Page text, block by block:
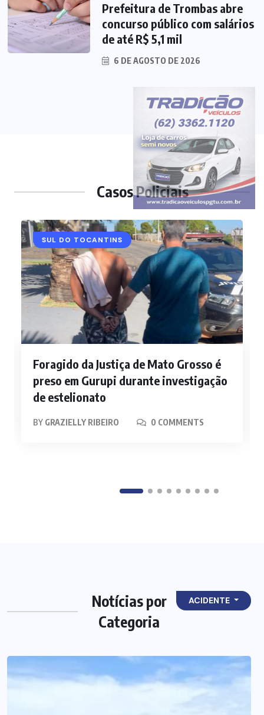
Prefeitura de Trombas abre
concurso público com salários
de até R$ 5,1 mil
6 DE AGOSTO DE 2026
Casos Policiais
POLICIAL
SUL DO TOCANTINS
Foragido da Justiça de Mato Grosso é
preso em Gurupi durante investigação
de estelionato
BY GRAZIELLY RIBEIRO 0 COMMENTS
Notícias por
Categoria
ACIDENTE